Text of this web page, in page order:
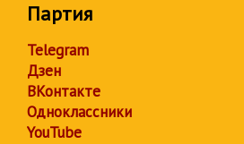
Партия
Telegram
Дзен
ВКонтакте
Одноклассники
YouTube